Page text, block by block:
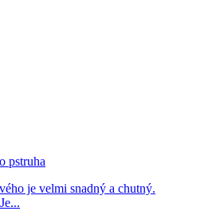
pstruha
je velmi snadný a chutný.